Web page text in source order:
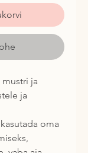
ja
ja
oma